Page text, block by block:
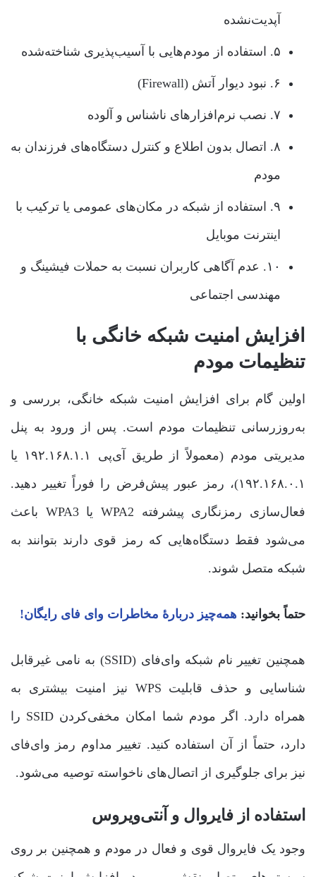
آپدیت‌نشده
۵. استفاده از مودم‌هایی با آسیب‌پذیری شناخته‌شده
۶. نبود دیوار آتش (Firewall)
۷. نصب نرم‌افزارهای ناشناس و آلوده
۸. اتصال بدون اطلاع و کنترل دستگاه‌های فرزندان به
مودم
۹. استفاده از شبکه در مکان‌های عمومی یا ترکیب با
اینترنت موبایل
۱۰. عدم آگاهی کاربران نسبت به حملات فیشینگ و
مهندسی اجتماعی
افزایش امنیت شبکه خانگی با
تنظیمات مودم
اولین گام برای افزایش امنیت شبکه خانگی، بررسی و
به‌روزرسانی تنظیمات مودم است. پس از ورود به پنل
مدیریتی مودم (معمولاً از طریق آی‌پی ۱۹۲.۱۶۸.۱.۱ یا
۱۹۲.۱۶۸.۰.۱)، رمز عبور پیش‌فرض را فوراً تغییر دهید.
فعال‌سازی رمزنگاری پیشرفته WPA2 یا WPA3 باعث
می‌شود فقط دستگاه‌هایی که رمز قوی دارند بتوانند به
شبکه متصل شوند.
حتماً بخوانید: همه‌چیز دربارۀ مخاطرات وای فای رایگان!
همچنین تغییر نام شبکه وای‌فای (SSID) به نامی غیرقابل
شناسایی و حذف قابلیت WPS نیز امنیت بیشتری به
همراه دارد. اگر مودم شما امکان مخفی‌کردن SSID را
دارد، حتماً از آن استفاده کنید. تغییر مداوم رمز وای‌فای
نیز برای جلوگیری از اتصال‌های ناخواسته توصیه می‌شود.
استفاده از فایروال و آنتی‌ویروس
وجود یک فایروال قوی و فعال در مودم و همچنین بر روی